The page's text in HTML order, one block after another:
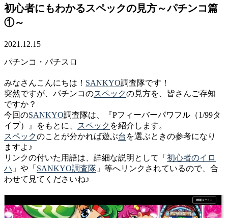
初心者にもわかるスペックの見方～パチンコ篇
①～
2021.12.15
パチンコ・パチスロ
みなさんこんにちは！ SANKYO調査隊です！
突然ですが、パチンコのスペックの見方を、皆さんご存知
ですか？
今回のSANKYO調査隊は、『Pフィーバーパワフル（1/99タ
イプ）』をもとに、
スペック を紹介します。
スペックのことが分かれば遊ぶ台 を選ぶときの参考になり
ますよ♪
リンクの付いた用語は、詳細な説明として「初心者のイロ
ハ 」や「 SANKYO調査隊 」等へリンクされているので、合
わせて見てくださいね♪